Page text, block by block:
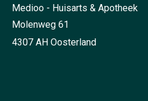
Medioo - Huisarts & Apotheek
Molenweg 61
4307 AH Oosterland